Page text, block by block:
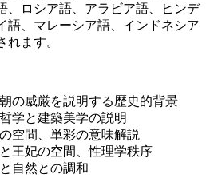
、ロシア語、アラビア語、ヒンデ
語、マレーシア語、インドネシア
ます。
の威厳を説明する歴史的背景
学と建築美学の説明
空間、単彩の意味解説
王妃の空間、性理学秩序
自然との調和